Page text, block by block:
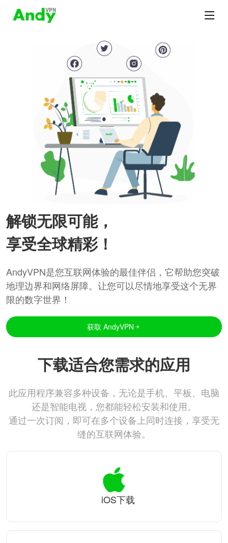
解锁无限可能，
享受全球精彩！
AndyVPN是您互联网体验的最佳伴侣，它帮助您突破
地理边界和网络屏障。让您可以尽情地享受这个无界
限的数字世界！
获取 AndyVPN
下载适合您需求的应用
此应用程序兼容多种设备，无论是手机、平板、电脑
还是智能电视，您都能轻松安装和使用。
通过一次订阅，即可在多个设备上同时连接，享受无
缝的互联网体验。
iOS下载